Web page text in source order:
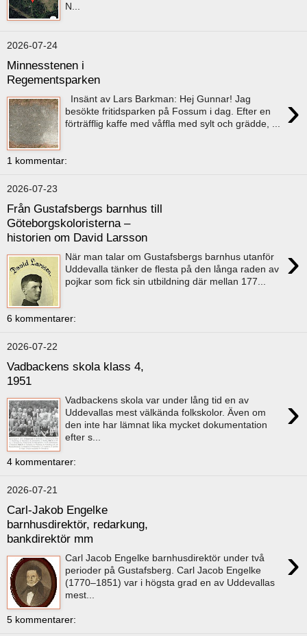
N...
2026-07-24
Minnesstenen i
Regementsparken
›
Insänt av Lars Barkman: Hej Gunnar! Jag
besökte fritidsparken på Fossum i dag. Efter en
förträfflig kaffe med våffla med sylt och grädde, ...
1 kommentar:
2026-07-23
Från Gustafsbergs barnhus till
Göteborgskoloristerna –
historien om David Larsson
›
När man talar om Gustafsbergs barnhus utanför
Uddevalla tänker de flesta på den långa raden av
pojkar som fick sin utbildning där mellan 177...
6 kommentarer:
2026-07-22
Vadbackens skola klass 4,
1951
›
Vadbackens skola var under lång tid en av
Uddevallas mest välkända folkskolor. Även om
den inte har lämnat lika mycket dokumentation
efter s...
4 kommentarer:
2026-07-21
Carl-Jakob Engelke
barnhusdirektör, redarkung,
bankdirektör mm
›
Carl Jacob Engelke barnhusdirektör under två
perioder på Gustafsberg. Carl Jacob Engelke
(1770–1851) var i högsta grad en av Uddevallas
mest...
5 kommentarer: